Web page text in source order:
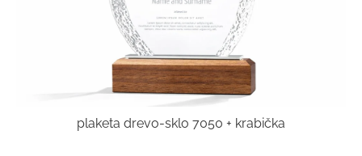
plaketa drevo-sklo 7050 + krabička